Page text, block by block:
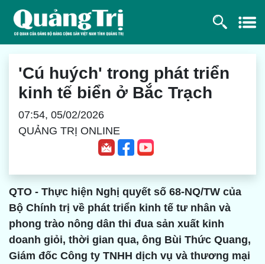
'Cú huých' trong phát triển
kinh tế biển ở Bắc Trạch
07:54, 05/02/2026
QUẢNG TRỊ ONLINE
QTO - Thực hiện Nghị quyết số 68-NQ/TW của
Bộ Chính trị về phát triển kinh tế tư nhân và
phong trào nông dân thi đua sản xuất kinh
doanh giỏi, thời gian qua, ông Bùi Thức Quang,
Giám đốc Công ty TNHH dịch vụ và thương mại